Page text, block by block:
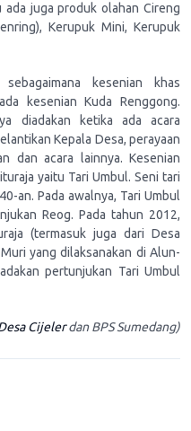
juga produk olahan Cireng
Kerupuk Mini, Kerupuk
kesenian khas
kesenian Kuda Renggong.
diadakan ketika ada acara
Kepala Desa, perayaan
dan acara lainnya. Kesenian
yaitu Tari Umbul. Seni tari
an. Pada awalnya, Tari Umbul
Reog. Pada tahun 2012,
(termasuk juga dari Desa
yang dilaksanakan di Alun-
pertunjukan Tari Umbul
Cijelerdan BPS Sumedang)